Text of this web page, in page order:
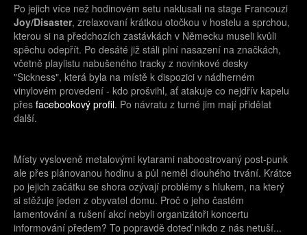
Po jejich více než hodinovém setu naklusali na stage Francouzi
Joy/Disaster, zrelaxovaní krátkou otočkou v hostelu a sprchou,
kterou si na předchozích zastávkách v Německu museli kvůli
spěchu odepřít. Po desáté již stáli plní nasazení na značkách,
včetně playlistu nabušeného tracky z novinkové desky
"Sickness", která byla na místě k dispozici v nádherném
vinylovém provedení - kdo prošvihl, ať atakuje co nejdřív kapelu
přes facebookový profil. Po návratu z turné jim mají přidělat
další.
Místy vysloveně metalovými kytarami naboostrovaný post-punk
ale přes plánovanou hodinu a půl neměl dlouhého trvání. Krátce
po jejich začátku se shora ozývají problémy s hlukem, na který
si stěžuje jeden z obyvatel domu. Proč o jeho častém
lamentování a rušení akcí nebyli organizátoři koncertu
informování předem? To popravdě doteď nikdo z nás netuší...